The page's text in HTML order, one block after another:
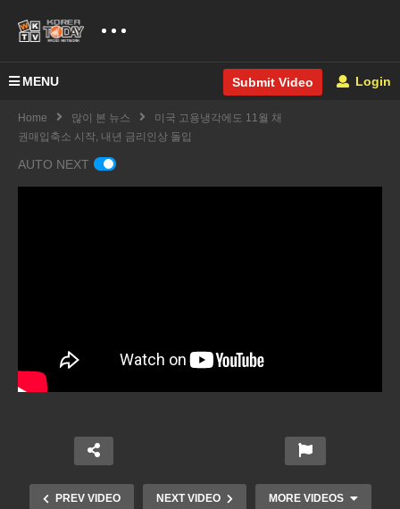
MENU Submit Video Login
Home 많이 본 뉴스
미국 고용냉각에도 11월 채
권매입축소 시작, 내년 금리인상 돌입
AUTO NEXT
PREV VIDEO NEXT VIDEO MORE VIDEOS